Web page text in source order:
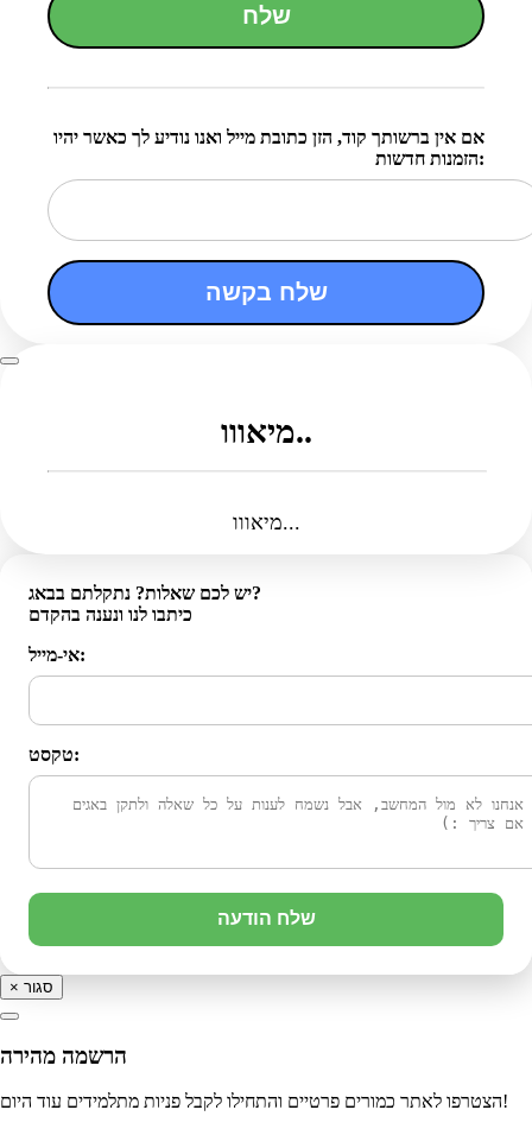
שלח
אם אין ברשותך קוד, הזן כתובת מייל ואנו נודיע לך כאשר יהיו
הזמנות חדשות:
שלח בקשה
מיאווו..
מיאווו...
יש לכם שאלות? נתקלתם בבאג?
כיתבו לנו ונענה בהקדם
אי-מייל:
טקסט:
שלח הודעה
× סגור
הרשמה מהירה
הצטרפו לאתר כמורים פרטיים והתחילו לקבל פניות מתלמידים עוד היום!